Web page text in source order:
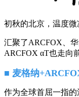
初秋的北京，温度微
汇聚了ARCFOX、
ARCFOX αT也走向
■ 麦格纳
作为全球首屈一指